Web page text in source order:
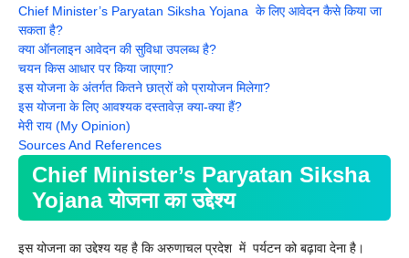
Chief Minister’s Paryatan Siksha Yojana के लिए आवेदन कैसे किया जा
सकता है?
क्या ऑनलाइन आवेदन की सुविधा उपलब्ध है?
चयन किस आधार पर किया जाएगा?
इस योजना के अंतर्गत कितने छात्रों को प्रायोजन मिलेगा?
इस योजना के लिए आवश्यक दस्तावेज़ क्या-क्या हैं?
मेरी राय (My Opinion)
Sources And References
Chief Minister’s Paryatan Siksha
Yojana योजना का उद्देश्य
इस योजना का उद्देश्य यह है कि अरुणाचल प्रदेश में पर्यटन को बढ़ावा देना है।